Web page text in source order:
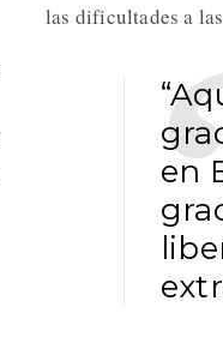
las dificultades a
en